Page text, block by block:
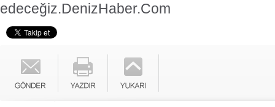
edeceğiz.DenizHaber.Com